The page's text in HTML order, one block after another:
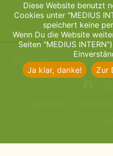
© 2026 MEDIUS
Diese Website benutzt
Cookies unter "MEDIUS
speichert keine
Wenn Du die Website
Seiten "MEDIUS
Ja klar, danke!
Zur